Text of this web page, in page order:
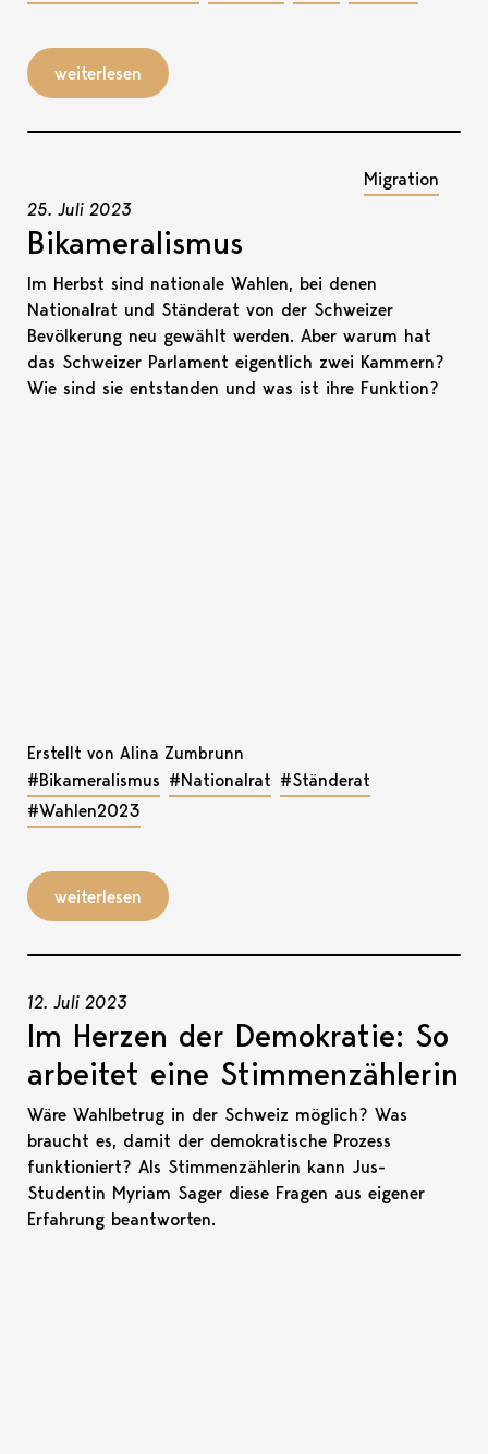
weiterlesen
Migration
25. Juli 2023
Bikameralismus
Im Herbst sind nationale Wahlen, bei denen
Nationalrat und Ständerat von der Schweizer
Bevölkerung neu gewählt werden. Aber warum hat
das Schweizer Parlament eigentlich zwei Kammern?
Wie sind sie entstanden und was ist ihre Funktion?
Erstellt von Alina Zumbrunn
#Bikameralismus #Nationalrat #Ständerat
#Wahlen2023
weiterlesen
12. Juli 2023
Im Herzen der Demokratie: So
arbeitet eine Stimmenzählerin
Wäre Wahlbetrug in der Schweiz möglich? Was
braucht es, damit der demokratische Prozess
funktioniert? Als Stimmenzählerin kann Jus-
Studentin Myriam Sager diese Fragen aus eigener
Erfahrung beantworten.